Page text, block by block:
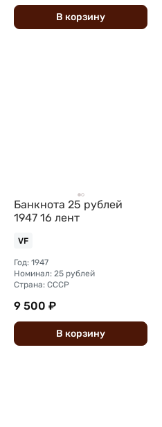
В корзину
Банкнота 25 рублей
1947 16 лент
VF
Год: 1947
Номинал: 25 рублей
Страна: СССР
9 500 ₽
В корзину